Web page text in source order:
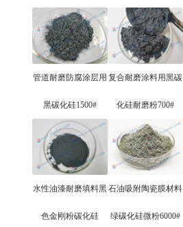
管道耐磨防腐涂层用
黑碳化硅1500#
复合耐磨涂料用黑碳
化硅耐磨粉700#
水性油漆耐磨填料黑
色金刚粉碳化硅
石油吸附陶瓷膜材料
绿碳化硅微粉6000#